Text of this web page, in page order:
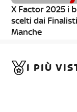
X Factor 2025 i
scelti dai
Manche
I PIÙ